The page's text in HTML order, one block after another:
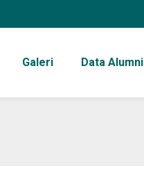
Galeri Data Alumni